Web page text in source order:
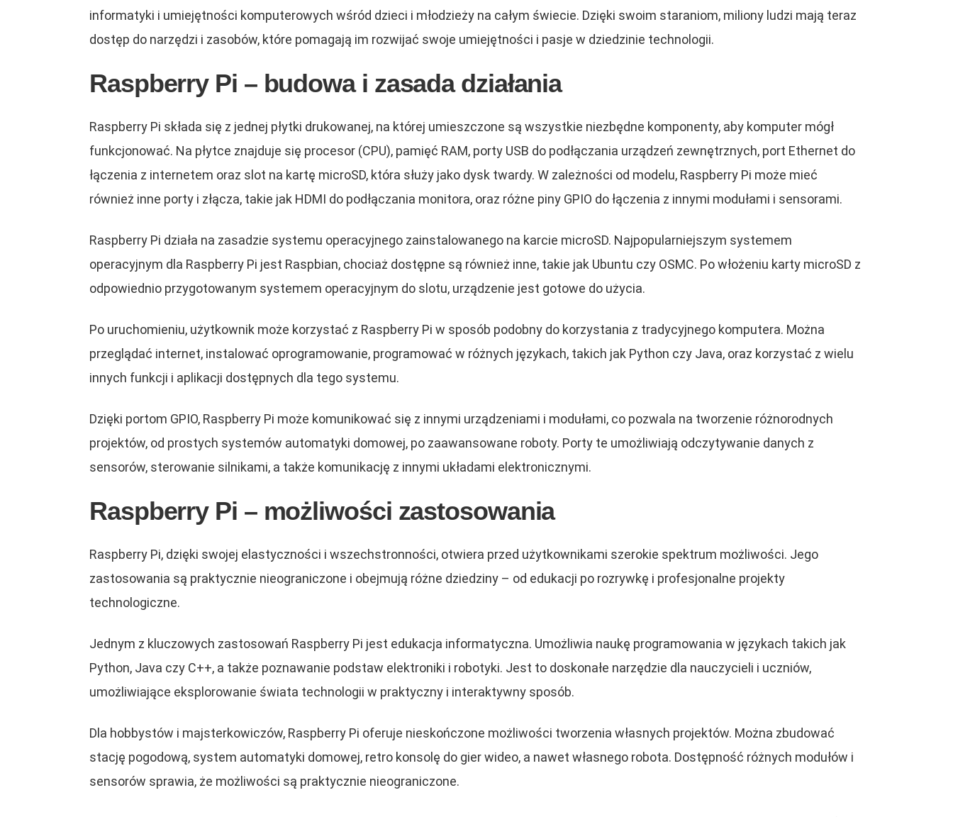
informatyki i umiejętności komputerowych wśród dzieci i młodzieży na całym świecie. Dzięki swoim staraniom, miliony ludzi mają teraz
dostęp do narzędzi i zasobów, które pomagają im rozwijać swoje umiejętności i pasje w dziedzinie technologii.
Raspberry Pi – budowa i zasada działania
Raspberry Pi składa się z jednej płytki drukowanej, na której umieszczone są wszystkie niezbędne komponenty, aby komputer mógł
funkcjonować. Na płytce znajduje się procesor (CPU), pamięć RAM, porty USB do podłączania urządzeń zewnętrznych, port Ethernet do
łączenia z internetem oraz slot na kartę microSD, która służy jako dysk twardy. W zależności od modelu, Raspberry Pi może mieć
również inne porty i złącza, takie jak HDMI do podłączania monitora, oraz różne piny GPIO do łączenia z innymi modułami i sensorami.
Raspberry Pi działa na zasadzie systemu operacyjnego zainstalowanego na karcie microSD. Najpopularniejszym systemem
operacyjnym dla Raspberry Pi jest Raspbian, chociaż dostępne są również inne, takie jak Ubuntu czy OSMC. Po włożeniu karty microSD z
odpowiednio przygotowanym systemem operacyjnym do slotu, urządzenie jest gotowe do użycia.
Po uruchomieniu, użytkownik może korzystać z Raspberry Pi w sposób podobny do korzystania z tradycyjnego komputera. Można
przeglądać internet, instalować oprogramowanie, programować w różnych językach, takich jak Python czy Java, oraz korzystać z wielu
innych funkcji i aplikacji dostępnych dla tego systemu.
Dzięki portom GPIO, Raspberry Pi może komunikować się z innymi urządzeniami i modułami, co pozwala na tworzenie różnorodnych
projektów, od prostych systemów automatyki domowej, po zaawansowane roboty. Porty te umożliwiają odczytywanie danych z
sensorów, sterowanie silnikami, a także komunikację z innymi układami elektronicznymi.
Raspberry Pi – możliwości zastosowania
Raspberry Pi, dzięki swojej elastyczności i wszechstronności, otwiera przed użytkownikami szerokie spektrum możliwości. Jego
zastosowania są praktycznie nieograniczone i obejmują różne dziedziny – od edukacji po rozrywkę i profesjonalne projekty
technologiczne.
Jednym z kluczowych zastosowań Raspberry Pi jest edukacja informatyczna. Umożliwia naukę programowania w językach takich jak
Python, Java czy C++, a także poznawanie podstaw elektroniki i robotyki. Jest to doskonałe narzędzie dla nauczycieli i uczniów,
umożliwiające eksplorowanie świata technologii w praktyczny i interaktywny sposób.
Dla hobbystów i majsterkowiczów, Raspberry Pi oferuje nieskończone możliwości tworzenia własnych projektów. Można zbudować
stację pogodową, system automatyki domowej, retro konsolę do gier wideo, a nawet własnego robota. Dostępność różnych modułów i
sensorów sprawia, że możliwości są praktycznie nieograniczone.